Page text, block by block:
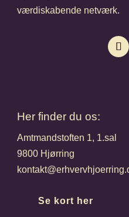
værdiskabende netværk.
Her finder du os:
Amtmandstoften 1, 1.sal
9800 Hjørring
Se kort her